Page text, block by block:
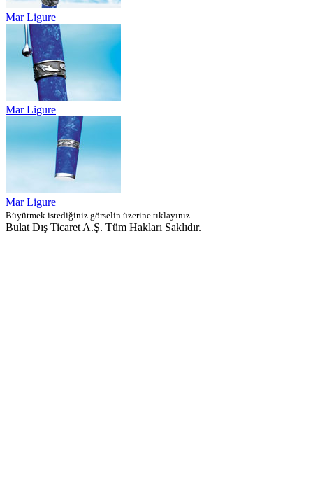
Mar Ligure
Mar Ligure
Mar Ligure
Büyütmek istediğiniz görselin üzerine tıklayınız.
Bulat Dış Ticaret A.Ş. Tüm Hakları Saklıdır.